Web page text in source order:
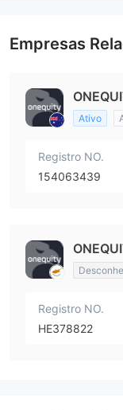
Empresas
Ativo
Registro NO.
154063439
Registro NO.
HE378822